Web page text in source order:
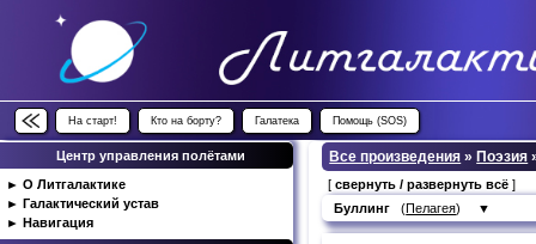
На старт! Кто на борту? Галатека Помощь (SOS)
Центр управления полётами
► О Литгалактике
► Галактический устав
► Навигация
Все произведения » Поэзия
[свернуть / развернуть всё ]
Буллинг (Пелагея) ▼